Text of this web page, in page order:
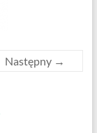
Następny →